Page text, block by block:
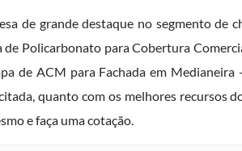
de grande destaque no segmento
de Policarbonato para Cobertura
de ACM para Fachada em
quanto com os melhores recursos
e faça uma cotação.